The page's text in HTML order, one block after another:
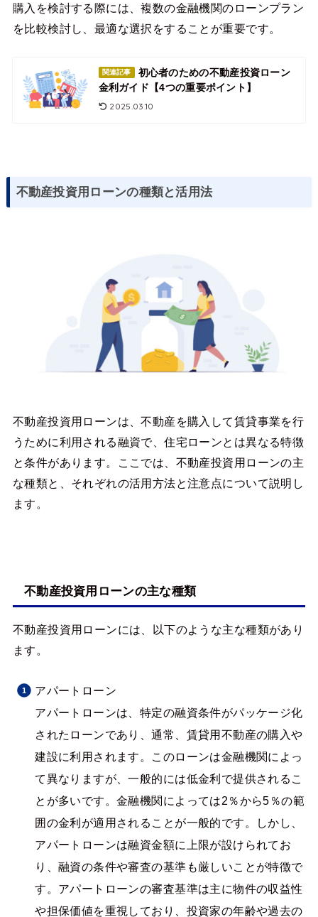
購入を検討する際には、複数の金融機関のローンプラン
を比較検討し、最適な選択をすることが重要です。
関連記事
初心者のための不動産投資ローン
金利ガイド【4つの重要ポイント】
2025.03.10
不動産投資用ローンの種類と活用法
不動産投資用ローンは、不動産を購入して賃貸事業を行
うために利用される融資で、住宅ローンとは異なる特徴
と条件があります。ここでは、不動産投資用ローンの主
な種類と、それぞれの活用方法と注意点について説明し
ます。
不動産投資用ローンの主な種類
不動産投資用ローンには、以下のような主な種類があり
ます。
アパートローン
アパートローンは、特定の融資条件がパッケージ化
されたローンであり、通常、賃貸用不動産の購入や
建設に利用されます。このローンは金融機関によっ
て異なりますが、一般的には低金利で提供されるこ
とが多いです。金融機関によっては2％から5％の範
囲の金利が適用されることが一般的です。しかし、
アパートローンは融資金額に上限が設けられてお
り、融資の条件や審査の基準も厳しいことが特徴で
す​​​​​​。アパートローンの審査基準は主に物件の収益性
や担保価値を重視しており、投資家の年齢や過去の